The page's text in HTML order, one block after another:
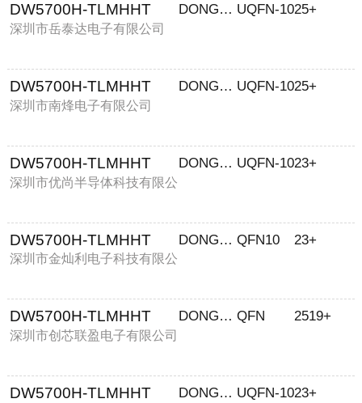
DW5700H-TLMHHT
深圳市岳泰达电子有限公司
DONGWOON UQFN-1025+
DW5700H-TLMHHT
深圳市南烽电子有限公司
DONGWOON UQFN-1025+
DW5700H-TLMHHT
深圳市优尚半导体科技有限公
DONGWOON UQFN-1023+
DW5700H-TLMHHT
深圳市金灿利电子科技有限公
DONGWOO QFN10 23+
DW5700H-TLMHHT
深圳市创芯联盈电子有限公司
DONGWOON QFN 2519+
DW5700H-TLMHHT DONGWOON UQFN-1023+